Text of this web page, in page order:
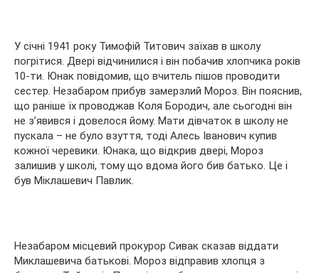
У січні 1941 року Тимофій Титович заїхав в школу
погрітися. Двері відчинилися і він побачив хлопчика років
10-ти. Юнак повідомив, що вчитель пішов проводити
сестер. Незабаром прибув замерзлий Мороз. Він пояснив,
що раніше їх проводжав Коля Бородич, але сьогодні він
не з’явився і довелося йому. Мати дівчаток в школу не
пускала – не було взуття, тоді Алесь Іванович купив
кожної черевики. Юнака, що відкрив двері, Мороз
залишив у школі, тому що вдома його бив батько. Це і
був Міклашевич Павлик.
Незабаром місцевий прокурор Сивак сказав віддати
Миклашевича батькові. Мороз відправив хлопця з